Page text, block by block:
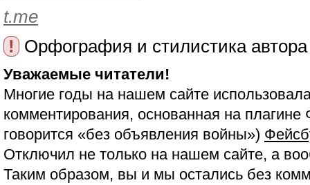
t.me
!
Орфография и стилистика
Уважаемые читатели!
Многие годы на нашем сайте
комментирования, основанная на
говорится «без объявления войны»)
Отключил не только на нашем сайте, а
Таким образом, вы и мы остались без